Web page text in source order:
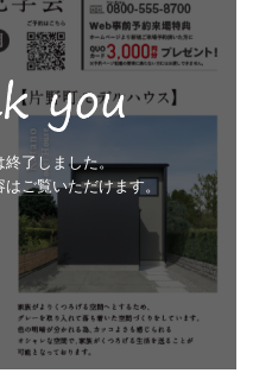
終了しました。
ご覧いただけます。